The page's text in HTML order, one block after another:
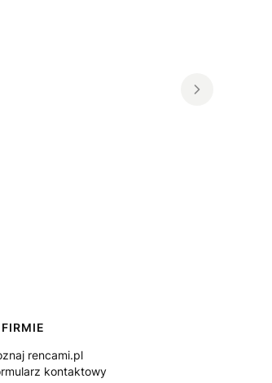
rencami.pl
kontaktowy